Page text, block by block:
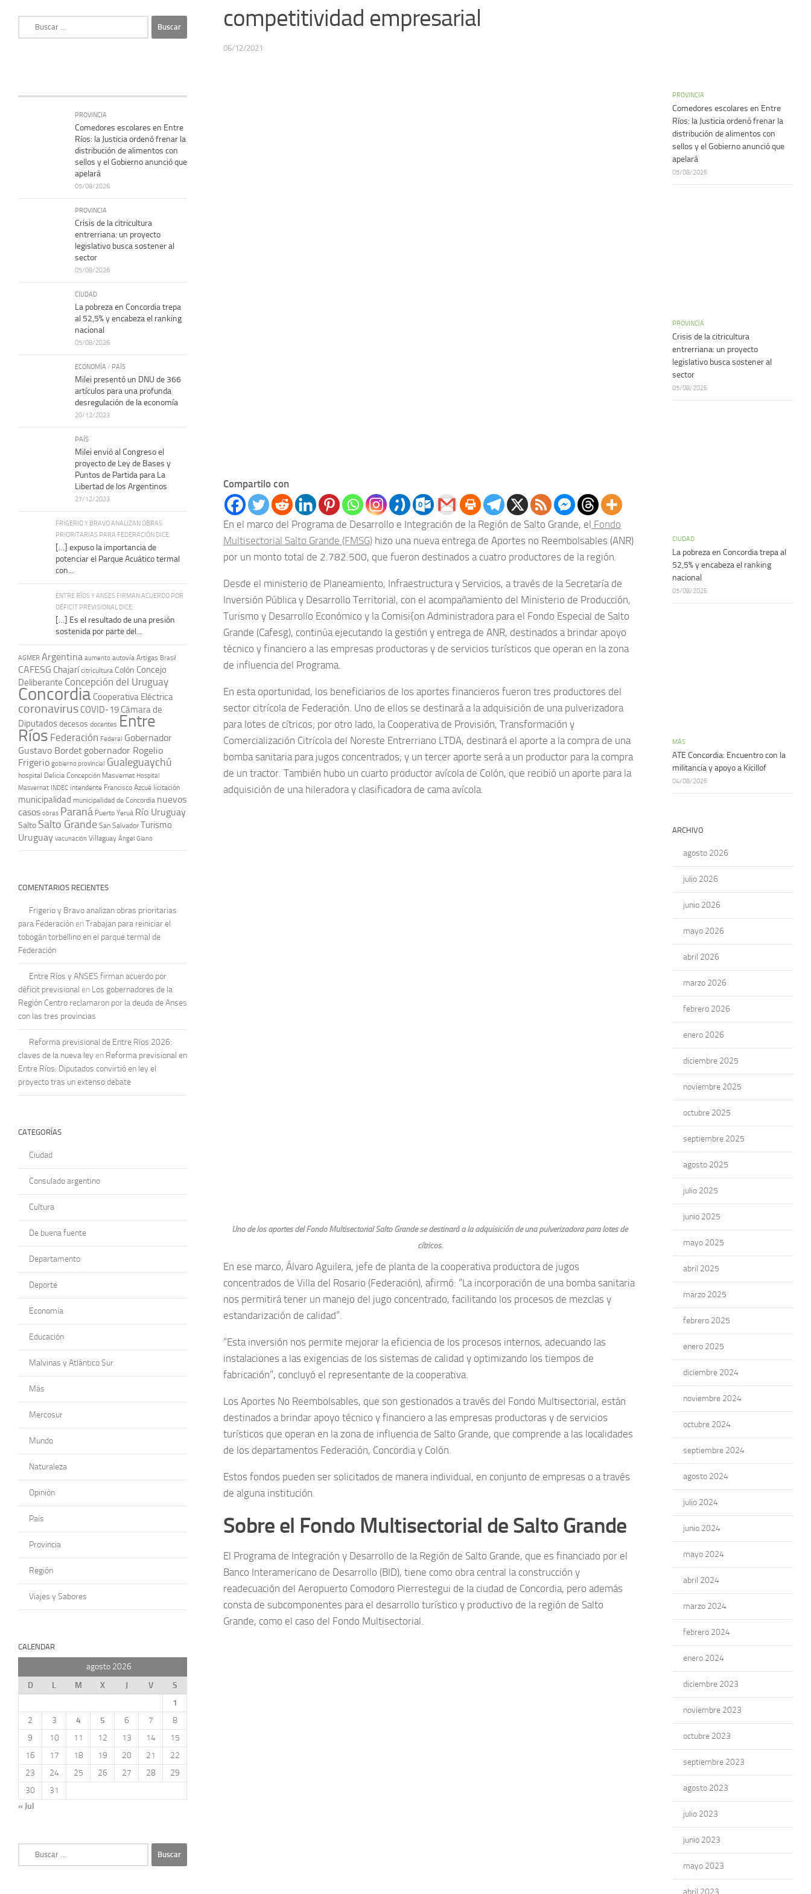
competitividad empresarial
06/12/2021
Compartilo con
En el marco del Programa de Desarrollo e Integración de la Región de Salto Grande, el Fondo
Multisectorial Salto Grande (FMSG) hizo una nueva entrega de Aportes no Reembolsables (ANR)
por un monto total de 2.782.500, que fueron destinados a cuatro productores de la región.
Desde el ministerio de Planeamiento, Infraestructura y Servicios, a través de la Secretaría de
Inversión Pública y Desarrollo Territorial, con el acompañamiento del Ministerio de Producción,
Turismo y Desarrollo Económico y la Comisi{on Administradora para el Fondo Especial de Salto
Grande (Cafesg), continúa ejecutando la gestión y entrega de ANR, destinados a brindar apoyo
técnico y financiero a las empresas productoras y de servicios turísticos que operan en la zona
de influencia del Programa.
En esta oportunidad, los beneficiarios de los aportes financieros fueron tres productores del
sector citrícola de Federación. Uno de ellos se destinará a la adquisición de una pulverizadora
para lotes de cítricos; por otro lado, la Cooperativa de Provisión, Transformación y
Comercialización Citrícola del Noreste Entrerriano LTDA, destinará el aporte a la compra de una
bomba sanitaria para jugos concentrados; y un tercer aporte será a un productor para la compra
de un tractor. También hubo un cuarto productor avícola de Colón, que recibió un aporte para la
adquisición de una hileradora y clasificadora de cama avícola.
Uno de los aportes del Fondo Multisectorial Salto Grande se destinará a la adquisición de una pulverizadora para lotes de
cítricos.
En ese marco, Álvaro Aguilera, jefe de planta de la cooperativa productora de jugos
concentrados de Villa del Rosario (Federación), afirmó: “La incorporación de una bomba sanitaria
nos permitirá tener un manejo del jugo concentrado, facilitando los procesos de mezclas y
estandarización de calidad”.
“Esta inversión nos permite mejorar la eficiencia de los procesos internos, adecuando las
instalaciones a las exigencias de los sistemas de calidad y optimizando los tiempos de
fabricación”, concluyó el representante de la cooperativa.
Los Aportes No Reembolsables, que son gestionados a través del Fondo Multisectorial, están
destinados a brindar apoyo técnico y financiero a las empresas productoras y de servicios
turísticos que operan en la zona de influencia de Salto Grande, que comprende a las localidades
de los departamentos Federación, Concordia y Colón.
Estos fondos pueden ser solicitados de manera individual, en conjunto de empresas o a través
de alguna institución.
Sobre el Fondo Multisectorial de Salto Grande
El Programa de Integración y Desarrollo de la Región de Salto Grande, que es financiado por el
Banco Interamericano de Desarrollo (BID), tiene como obra central la construcción y
readecuación del Aeropuerto Comodoro Pierrestegui de la ciudad de Concordia, pero además
consta de subcomponentes para el desarrollo turístico y productivo de la región de Salto
Grande, como el caso del Fondo Multisectorial.
PROVINCIA
Comedores escolares en Entre
Ríos: la Justicia ordenó frenar la
distribución de alimentos con
sellos y el Gobierno anunció que
apelará
05/08/2026
PROVINCIA
Crisis de la citricultura
entrerriana: un proyecto
legislativo busca sostener al
sector
05/08/2026
CIUDAD
La pobreza en Concordia trepa
al 52,5% y encabeza el ranking
nacional
05/08/2026
ECONOMÍA / PAÍS
Milei presentó un DNU de 366
artículos para una profunda
desregulación de la economía
20/12/2023
PAÍS
Milei envió al Congreso el
proyecto de Ley de Bases y
Puntos de Partida para La
Libertad de los Argentinos
27/12/2023
FRIGERIO Y BRAVO ANALIZAN OBRAS
PRIORITARIAS PARA FEDERACIÓN DICE:
[…] expuso la importancia de
potenciar el Parque Acuático termal
con...
ENTRE RÍOS Y ANSES FIRMAN ACUERDO POR
DÉFICIT PREVISIONAL DICE:
[…] Es el resultado de una presión
sostenida por parte del...
AGMER Argentina aumento autovía Artigas Brasil
CAFESG Chajarí citricultura Colón Concejo
Deliberante Concepción del Uruguay
Concordia Cooperativa Eléctrica
coronavirus COVID-19 Cámara de
Diputadosdecesos docentes Entre
Ríos Federación Federal Gobernador
Gustavo Bordet gobernador Rogelio
Frigerio gobierno provincial Gualeguaychú
hospital Delicia Concepción Masvernat Hospital
Masvernat INDEC intendente Francisco Azcué licitación
municipalidad municipalidad de Concordia nuevos
casos obras Paraná Puerto Yeruá Río Uruguay
Salto Salto Grande San Salvador Turismo
Uruguay vacunación Villaguay Ángel Giano
COMENTARIOS RECIENTES
Frigerio y Bravo analizan obras prioritarias
para Federación enTrabajan para reiniciar el
tobogán torbellino en el parque termal de
Federación
Entre Ríos y ANSES firman acuerdo por
déficit previsional en Los gobernadores de la
Región Centro reclamaron por la deuda de Anses
con las tres provincias
Reforma previsional de Entre Ríos 2026:
claves de la nueva ley en Reforma previsional en
Entre Ríos: Diputados convirtió en ley el
proyecto tras un extenso debate
CATEGORÍAS
Ciudad
Consulado argentino
Cultura
De buena fuente
Departamento
Deporte
Economía
Educación
Malvinas y Atlántico Sur
Más
Mercosur
Mundo
Naturaleza
Opinión
País
Provincia
Región
Viajes y Sabores
CALENDAR
agosto 2026
D
L M X J V
S
1
2
3 4 5 6 7
8
9
10 11 12 13 14
15
16
17 18 19 20 21
22
23
24 25 26 27 28
29
30
31
« Jul
PROVINCIA
Comedores escolares en Entre
Ríos: la Justicia ordenó frenar la
distribución de alimentos con
sellos y el Gobierno anunció que
apelará
05/08/2026
PROVINCIA
Crisis de la citricultura
entrerriana: un proyecto
legislativo busca sostener al
sector
05/08/2026
CIUDAD
La pobreza en Concordia trepa al
52,5% y encabeza el ranking
nacional
05/08/2026
MÁS
ATE Concordia: Encuentro con la
militancia y apoyo a Kicillof
04/08/2026
ARCHIVO
agosto 2026
julio 2026
junio 2026
mayo 2026
abril 2026
marzo 2026
febrero 2026
enero 2026
diciembre 2025
noviembre 2025
octubre 2025
septiembre 2025
agosto 2025
julio 2025
junio 2025
mayo 2025
abril 2025
marzo 2025
febrero 2025
enero 2025
diciembre 2024
noviembre 2024
octubre 2024
septiembre 2024
agosto 2024
julio 2024
junio 2024
mayo 2024
abril 2024
marzo 2024
febrero 2024
enero 2024
diciembre 2023
noviembre 2023
octubre 2023
septiembre 2023
agosto 2023
julio 2023
junio 2023
mayo 2023
abril 2023